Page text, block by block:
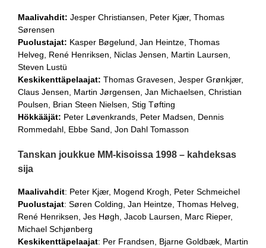
Maalivahdit: Jesper Christiansen, Peter Kjær, Thomas
Sørensen
Puolustajat: Kasper Bøgelund, Jan Heintze, Thomas
Helveg, René Henriksen, Niclas Jensen, Martin Laursen,
Steven Lustü
Keskikenttäpelaajat: Thomas Gravesen, Jesper Grønkjær,
Claus Jensen, Martin Jørgensen, Jan Michaelsen, Christian
Poulsen, Brian Steen Nielsen, Stig Tøfting
Hökkääjät: Peter Løvenkrands, Peter Madsen, Dennis
Rommedahl, Ebbe Sand, Jon Dahl Tomasson
Tanskan joukkue MM-kisoissa 1998 – kahdeksas
sija
Maalivahdit: Peter Kjær, Mogend Krogh, Peter Schmeichel
Puolustajat: Søren Colding, Jan Heintze, Thomas Helveg,
René Henriksen, Jes Høgh, Jacob Laursen, Marc Rieper,
Michael Schjønberg
Keskikenttäpelaajat: Per Frandsen, Bjarne Goldbæk, Martin